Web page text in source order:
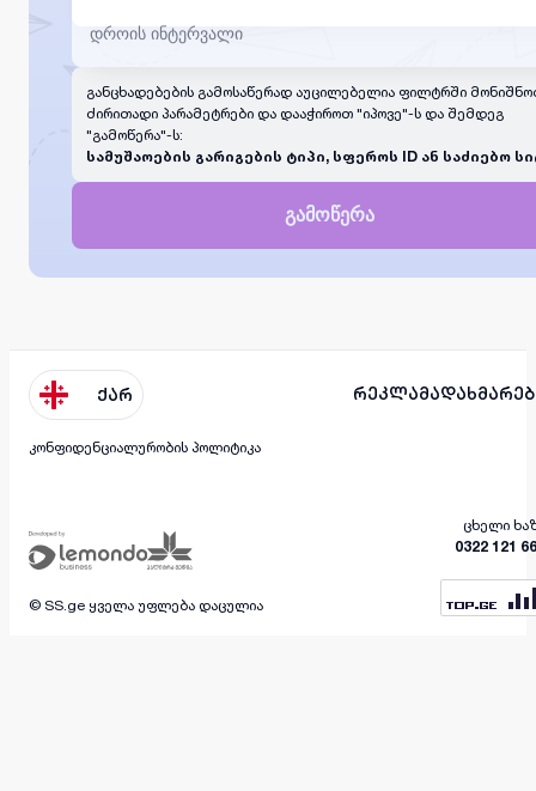
განცხადებების გამოსაწერად აუცილებელია ფილტრში
ძირითადი პარამეტრები და დააჭიროთ "იპოვე"-ს და შემდეგ
"გამოწერა"-ს:
სამუშაოების გარიგების ტიპი, სფეროს ID ან საძიებო
გამოწერა
ქარ რეკლამა
კონფიდენციალურობის პოლიტიკა
ცხელი
0322 121
© SS.ge ყველა უფლება დაცულია